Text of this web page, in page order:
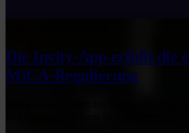
Die Invity-App erfüllt die
MiCA-Regulierung